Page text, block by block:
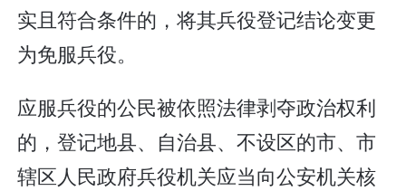
实且符合条件的，将其兵役登记结论变更
为免服兵役。
应服兵役的公民被依照法律剥夺政治权利
的，登记地县、自治县、不设区的市、市
辖区人民政府兵役机关应当向公安机关核